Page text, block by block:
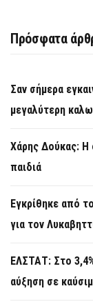
Πρόσφατα
Σαν σήμερα
μεγαλύτερη
Χάρης Δούκας: Η
παιδιά
Εγκρίθηκε από
για τον
ΕΛΣΤΑΤ: Στο
αύξηση σε